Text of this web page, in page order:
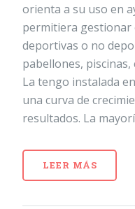
orienta a su uso en
permitiera gestionar
deportivas o no
pabellones,
La tengo instalada
una curva de
resultados. La
LEER MÁS